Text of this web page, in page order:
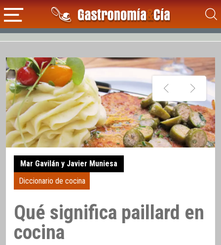
Mar Gavilán y Javier Muniesa
Diccionario de cocina
Qué significa paillard en
cocina